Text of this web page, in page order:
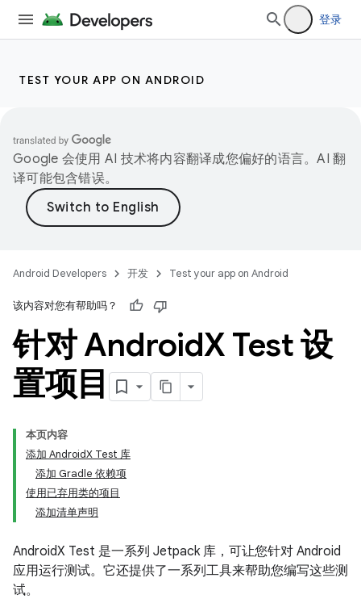
登录
TEST YOUR APP ON ANDROID
Google 会使用 AI 技术将内容翻译成您偏好的语言。AI 翻
译可能包含错误。
Android Developers 开发 Test your app on Android
该内容对您有帮助吗？
针对 AndroidX Test 设
置项目
本页内容
添加 AndroidX Test 库
添加 Gradle 依赖项
使用已弃用类的项目
添加清单声明
AndroidX Test 是一系列 Jetpack 库，可让您针对 Android
应用运行测试。它还提供了一系列工具来帮助您编写这些测
试。